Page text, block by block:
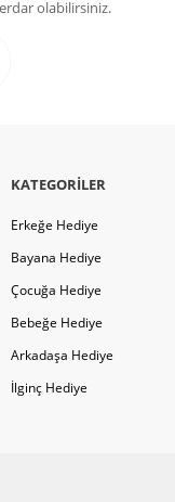
olabilirsiniz.
KATEGORILER
Erkeğe Hediye
Bayana Hediye
Çocuğa Hediye
Bebeğe Hediye
Arkadaşa Hediye
İlginç Hediye